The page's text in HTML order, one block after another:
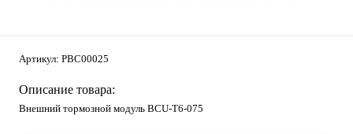
Артикул: PBC00025
Описание товара:
Внешний тормозной модуль BCU-T6-075